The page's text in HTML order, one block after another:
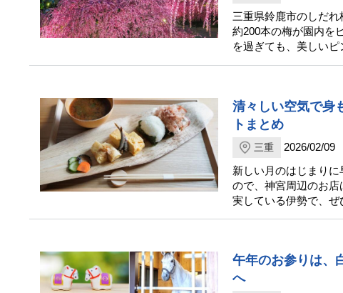
三重県鈴鹿市のしだれ
約200本の梅が園内を
を過ぎても、美しいピ
清々しい空気で身
トまとめ
三重
2026/02/09
新しい月のはじまり
ので、神宮周辺のお
実している伊勢で、ぜ
午年のお参りは、
へ